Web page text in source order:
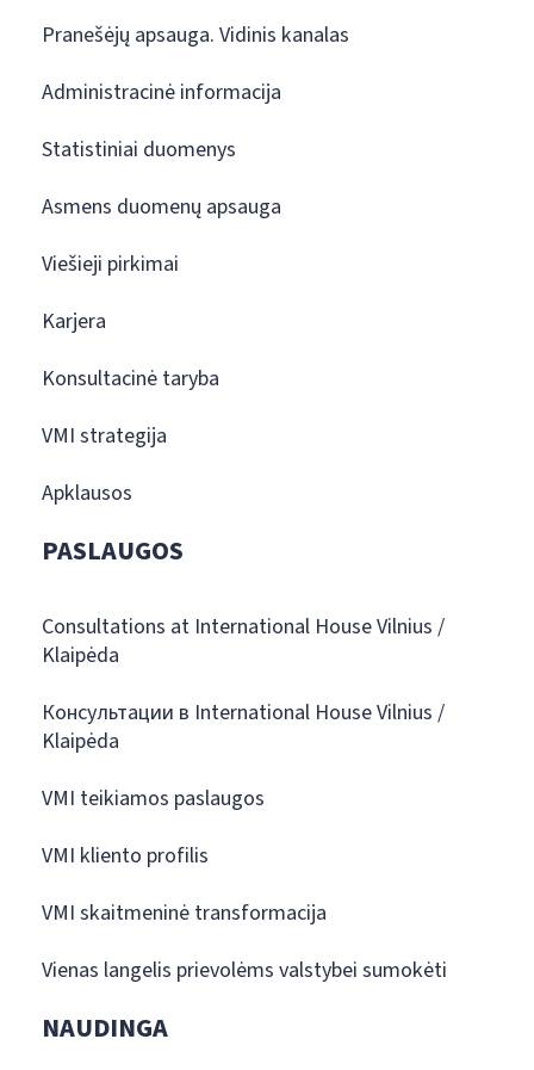
Pranešėjų apsauga. Vidinis kanalas
Administracinė informacija
Statistiniai duomenys
Asmens duomenų apsauga
Viešieji pirkimai
Karjera
Konsultacinė taryba
VMI strategija
Apklausos
PASLAUGOS
Consultations at International House Vilnius /
Klaipėda
Консультации в International House Vilnius /
Klaipėda
VMI teikiamos paslaugos
VMI kliento profilis
VMI skaitmeninė transformacija
Vienas langelis prievolėms valstybei sumokėti
NAUDINGA